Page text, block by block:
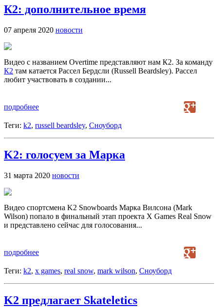
К2: дополнительное время
07 апреля 2020 новости
Видео с названием Overtime представляют нам К2. За команду
К2 там катается Рассел Бердсли (Russell Beardsley). Рассел
любит участвовать в создании...
подробнее
Теги: k2, russell beardsley, Сноуборд
K2: голосуем за Марка
31 марта 2020 новости
Видео спортсмена K2 Snowboards Марка Вилсона (Mark
Wilson) попало в финальный этап проекта X Games Real Snow
и представлено сейчас для голосования...
подробнее
Теги: k2, x games, real snow, mark wilson, Сноуборд
K2 предлагает Skateletics